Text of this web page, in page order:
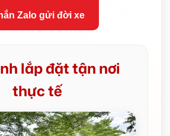
Zalo gửi đời xe
lắp đặt tận nơi
thực tế